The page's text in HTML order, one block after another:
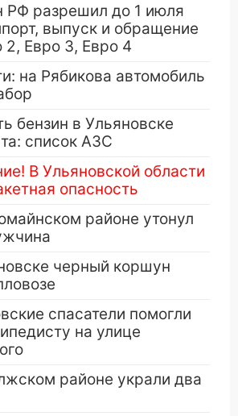
РФ разрешил до 1 июля
выпуск и обращение
2, Евро 3, Евро 4
на Рябикова автомобиль
бензин в Ульяновске
список АЗС
В Ульяновской области
опасность
районе утонул
черный коршун
спасатели помогли
на улице
районе украли два